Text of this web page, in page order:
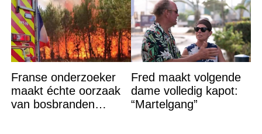
Franse onderzoeker
maakt échte oorzaak
van bosbranden
Fred maakt volgende
dame volledig kapot:
“Martelgang”